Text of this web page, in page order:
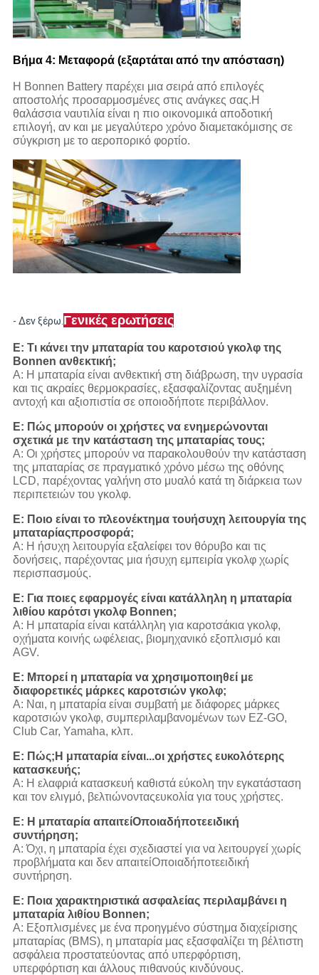
Βήμα 4: Μεταφορά (εξαρτάται από την απόσταση)
Η Bonnen Battery παρέχει μια σειρά από επιλογές
αποστολής προσαρμοσμένες στις ανάγκες σας.Η
θαλάσσια ναυτιλία είναι η πιο οικονομικά αποδοτική
επιλογή, αν και με μεγαλύτερο χρόνο διαμετακόμισης σε
σύγκριση με το αεροπορικό φορτίο.
- Δεν ξέρω. Γενικές ερωτήσεις
Ε: Τι κάνει την μπαταρία του καροτσιού γκολφ της
Bonnen ανθεκτική;
Α: Η μπαταρία είναι ανθεκτική στη διάβρωση, την υγρασία
και τις ακραίες θερμοκρασίες, εξασφαλίζοντας αυξημένη
αντοχή και αξιοπιστία σε οποιοδήποτε περιβάλλον.
Ε: Πώς μπορούν οι χρήστες να ενημερώνονται
σχετικά με την κατάσταση της μπαταρίας τους;
Α: Οι χρήστες μπορούν να παρακολουθούν την κατάσταση
της μπαταρίας σε πραγματικό χρόνο μέσω της οθόνης
LCD, παρέχοντας γαλήνη στο μυαλό κατά τη διάρκεια των
περιπετειών του γκολφ.
Ε: Ποιο είναι το πλεονέκτημα τουήσυχη λειτουργία της
μπαταρίαςπροσφορά;
Α: Η ήσυχη λειτουργία εξαλείφει τον θόρυβο και τις
δονήσεις, παρέχοντας μια ήσυχη εμπειρία γκολφ χωρίς
περισπασμούς.
Ε: Για ποιες εφαρμογές είναι κατάλληλη η μπαταρία
λιθίου καρότσι γκολφ Bonnen;
Α: Η μπαταρία είναι κατάλληλη για καροτσάκια γκολφ,
οχήματα κοινής ωφέλειας, βιομηχανικό εξοπλισμό και
AGV.
Ε: Μπορεί η μπαταρία να χρησιμοποιηθεί με
διαφορετικές μάρκες καροτσιών γκολφ;
Α: Ναι, η μπαταρία είναι συμβατή με διάφορες μάρκες
καροτσιών γκολφ, συμπεριλαμβανομένων των EZ-GO,
Club Car, Yamaha, κλπ.
Ε: Πώς; Η μπαταρία είναι...οι χρήστες ευκολότερης
κατασκευής;
Α: Η ελαφριά κατασκευή καθιστά εύκολη την εγκατάσταση
και τον ελιγμό, βελτιώνονταςευκολία για τους χρήστες.
Ε: Η μπαταρία απαιτείΟποιαδήποτεειδική
συντήρηση;
Α: Όχι, η μπαταρία έχει σχεδιαστεί για να λειτουργεί χωρίς
προβλήματα και δεν απαιτείΟποιαδήποτεειδική
συντήρηση.
Ε: Ποια χαρακτηριστικά ασφαλείας περιλαμβάνει η
μπαταρία λιθίου Bonnen;
Α: Εξοπλισμένες με ένα προηγμένο σύστημα διαχείρισης
μπαταρίας (BMS), η μπαταρία μας εξασφαλίζει τη βέλτιστη
ασφάλεια προστατεύοντας από υπερφόρτιση,
υπερφόρτιση και άλλους πιθανούς κινδύνους.